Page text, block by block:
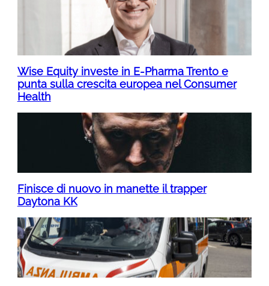
Wise Equity investe in E-Pharma Trento e
punta sulla crescita europea nel Consumer
Health
Finisce di nuovo in manette il trapper
Daytona KK